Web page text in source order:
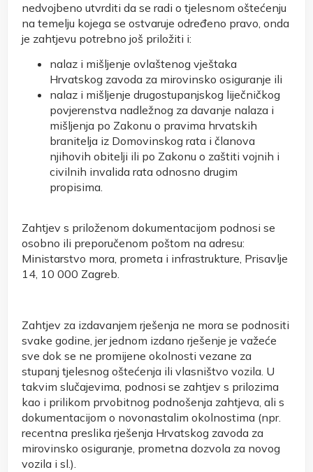
nedvojbeno utvrditi da se radi o tjelesnom oštećenju
na temelju kojega se ostvaruje određeno pravo, onda
je zahtjevu potrebno još priložiti i:
nalaz i mišljenje ovlaštenog vještaka
Hrvatskog zavoda za mirovinsko osiguranje ili
nalaz i mišljenje drugostupanjskog liječničkog
povjerenstva nadležnog za davanje nalaza i
mišljenja po Zakonu o pravima hrvatskih
branitelja iz Domovinskog rata i članova
njihovih obitelji ili po Zakonu o zaštiti vojnih i
civilnih invalida rata odnosno drugim
propisima.
Zahtjev s priloženom dokumentacijom podnosi se
osobno ili preporučenom poštom na adresu:
Ministarstvo mora, prometa i infrastrukture, Prisavlje
14, 10 000 Zagreb.
Zahtjev za izdavanjem rješenja ne mora se podnositi
svake godine, jer jednom izdano rješenje je važeće
sve dok se ne promijene okolnosti vezane za
stupanj tjelesnog oštećenja ili vlasništvo vozila. U
takvim slučajevima, podnosi se zahtjev s prilozima
kao i prilikom prvobitnog podnošenja zahtjeva, ali s
dokumentacijom o novonastalim okolnostima (npr.
recentna preslika rješenja Hrvatskog zavoda za
mirovinsko osiguranje, prometna dozvola za novog
vozila i sl.).